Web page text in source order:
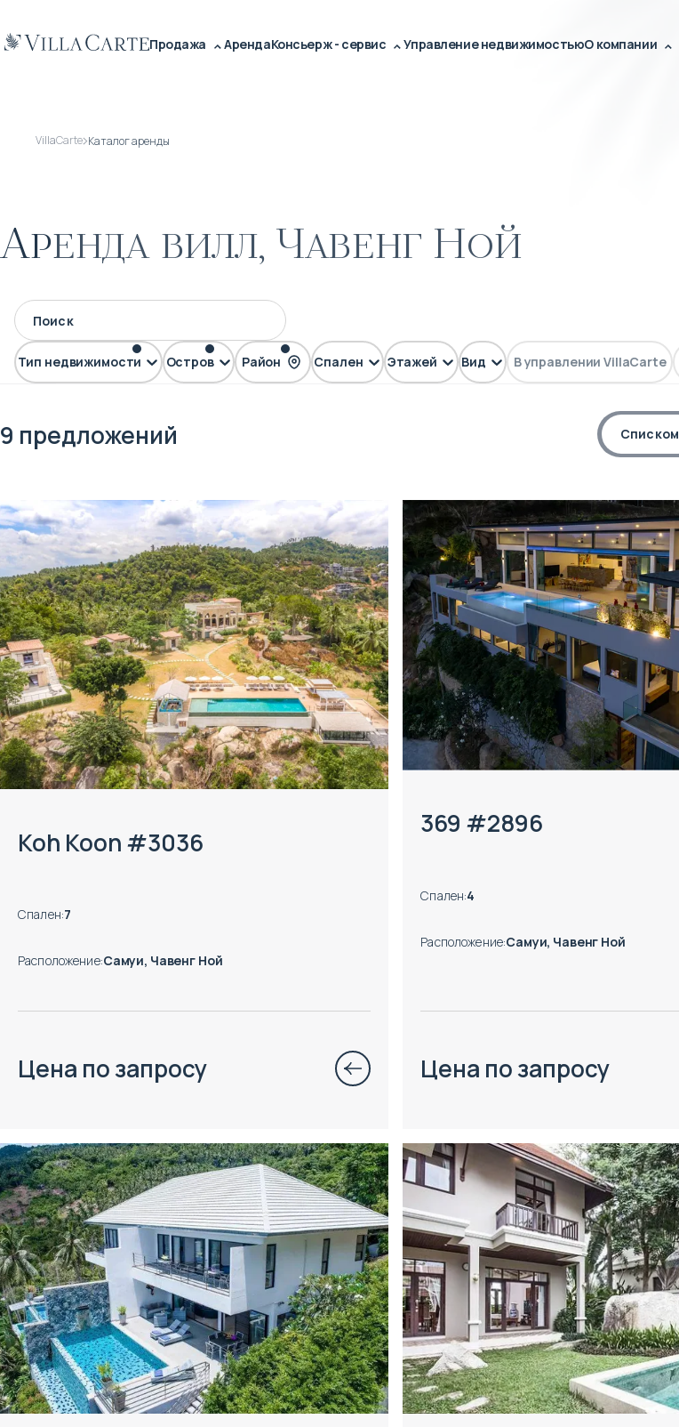
Продажа АрендаКонсьерж - сервис Управление недвижимостьюО компании
VillaCarte Каталог аренды
Аренда вилл, Чавенг Ной
Тип недвижимости Остров Район Спален Этажей Вид В управлении VillaCarte
Вилла Самуи Чавенг Ной
9 предложений Списком
Koh Koon #3036
Спален:7
Расположение:Самуи, Чавенг Ной
Цена по запросу
369 #2896
Спален:4
Расположение:Самуи, Чавенг Ной
Цена по запросу